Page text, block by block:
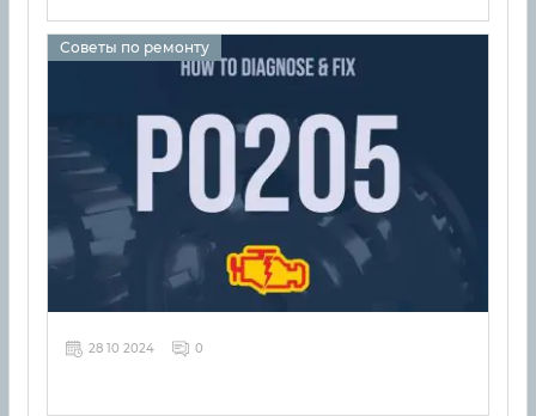
Советы по ремонту
28 10 2024 0